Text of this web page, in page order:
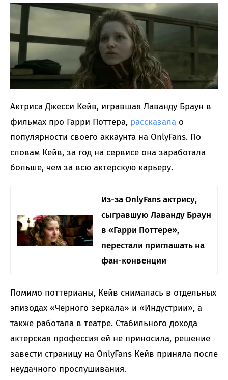
Актриса Джесси Кейв, игравшая Лаванду Браун в
фильмах про Гарри Поттера, рассказала о
популярности своего аккаунта на OnlyFans. По
словам Кейв, за год на сервисе она заработала
больше, чем за всю актерскую карьеру.
Из-за OnlyFans актрису,
сыгравшую Лаванду Браун
в «Гарри Поттере»,
перестали приглашать на
фан-конвенции
Помимо поттерианы, Кейв снималась в отдельных
эпизодах «Черного зеркала» и «Индустрии», а
также работала в театре. Стабильного дохода
актерская профессия ей не приносила, решение
завести страницу на OnlyFans Кейв приняла после
неудачного прослушивания.